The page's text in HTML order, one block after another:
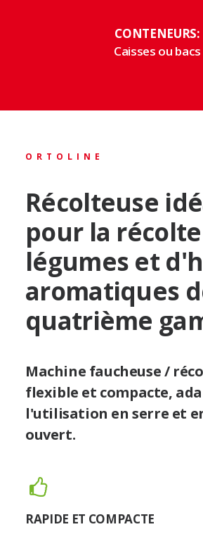
CONTENEURS:
Caisses ou bacs
ORTOLINE
Récolteuse
pour la
légumes et
aromatiques
quatrième
Machine faucheuse /
flexible et compacte,
l'utilisation en serre et
ouvert.
RAPIDE ET COMPACTE